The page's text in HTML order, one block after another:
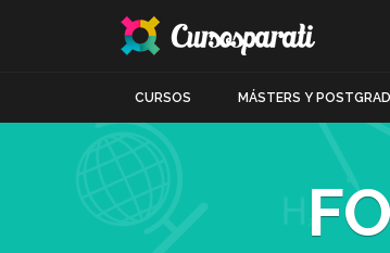
CURSOS MÁSTERS Y